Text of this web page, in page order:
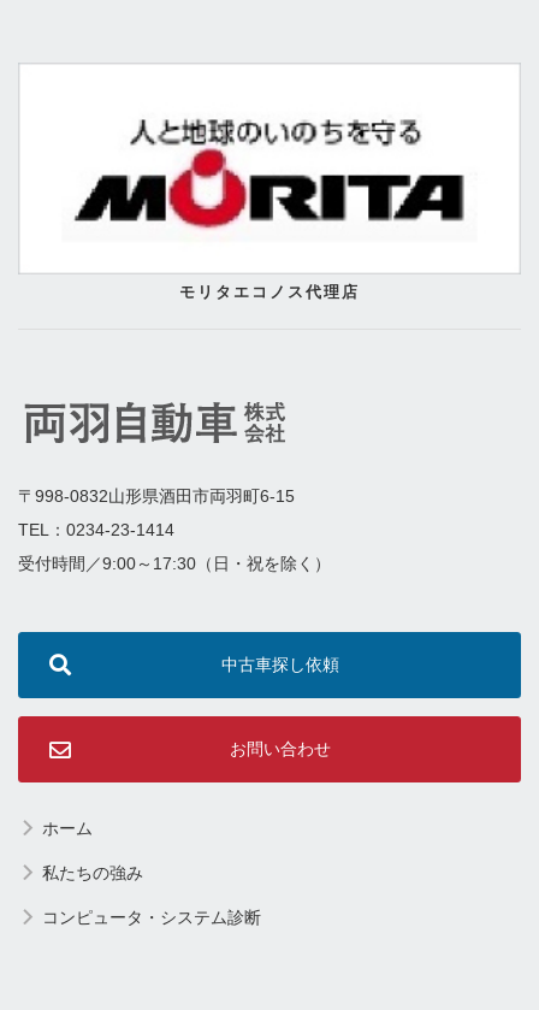
モリタエコノス代理店
〒998-0832山形県酒田市両羽町6-15
TEL：0234-23-1414
受付時間／9:00～17:30（日・祝を除く）
中古車探し依頼
お問い合わせ
ホーム
私たちの強み
コンピュータ・システム診断